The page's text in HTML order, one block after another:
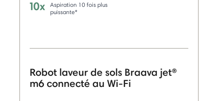
Aspiration 10 fois plus
puissante*
Robot laveur de sols Braava jet®
m6 connecté au Wi-Fi